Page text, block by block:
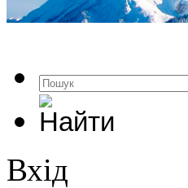
Вхід